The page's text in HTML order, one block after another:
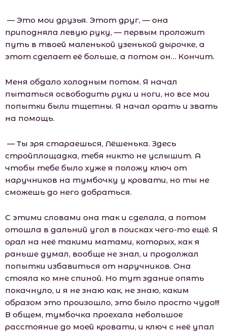
— Это мои друзья. Этот друг, — она
приподняла левую руку, — первым проложит
путь в твоей маленькой узенькой дырочке, а
этот сделает её больше, а потом он… Кончит.
Меня обдало холодным потом. Я начал
пытаться освободить руки и ноги, но все мои
попытки были тщетны. Я начал орать и звать
на помощь.
— Ты зря стараешься, Лёшенька. Здесь
стройплощадка, тебя никто не услышит. А
чтобы тебе было хуже я положу ключ от
наручников на тумбочку у кровати, но ты не
сможешь до него добраться.
С этими словами она так и сделала, а потом
отошла в дальний угол в поисках чего-то ещё. Я
орал на неё такими матами, которых, как я
раньше думал, вообще не знал, и продолжал
попытки избавиться от наручников. Она
стояла ко мне спиной. Но тут здание опять
покачнуло, и я не знаю как, не знаю, каким
образом это произошло, это было просто чудо!!!
В общем, тумбочка проехала небольшое
расстояние до моей кровати, и ключ с неё упал